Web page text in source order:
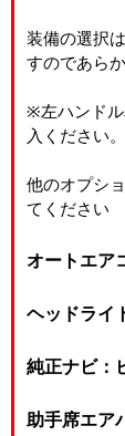
装備の選択
すのであら
※左ハンドル
入ください。
他のオプシ
てください
オートエア
ヘッドライ
純正ナビ：
助手席エア